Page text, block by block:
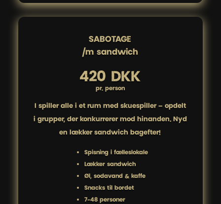
SABOTAGE
/m sandwich
420 DKK
pr. person
I spiller alle i ét rum med skuespiller – opdelt
i grupper, der konkurrerer mod hinanden. Nyd
en lækker sandwich bagefter!
Spisning i fælleslokale
Lækker sandwich
Øl, sodavand & kaffe
Snacks til bordet
7-48 personer